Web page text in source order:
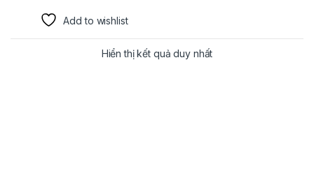
Add to wishlist
Hiển thị kết quả duy nhất